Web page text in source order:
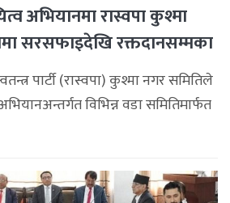
अभियानमा रास्वपा कुश्मा
सरसफाइदेखि रक्तदानसम्मका
पार्टी (रास्वपा) कुश्मा नगर समितिले
विभिन्न वडा समितिमार्फत
कार्यक्रम सञ्चालन गरिरहेको जनाएको